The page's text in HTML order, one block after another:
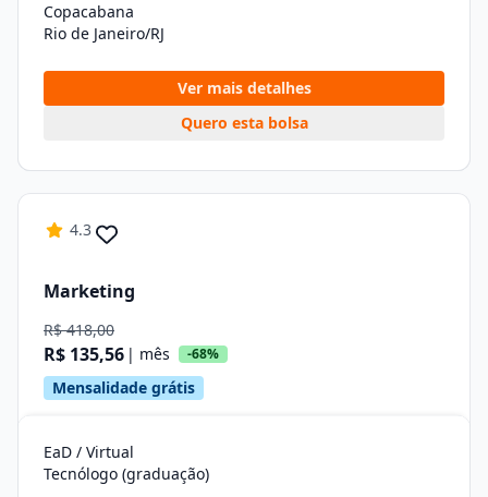
Copacabana
Rio de Janeiro/RJ
Ver mais detalhes
Quero esta bolsa
4.3
Marketing
R$ 418,00
R$ 135,56 | mês -68%
Mensalidade grátis
EaD / Virtual
Tecnólogo (graduação)